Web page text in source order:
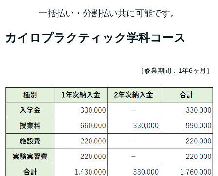
一括払い・分割払い共に可能です。
カイロプラクティック学科コース
［修業期間：1年6ヶ月］